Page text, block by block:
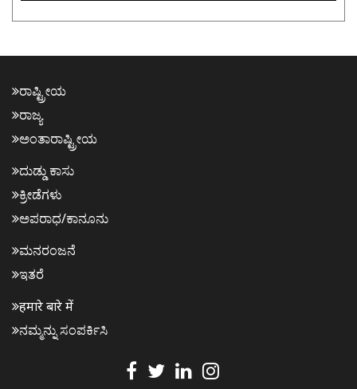
ರಾಷ್ಟ್ರೀಯ
ರಾಜ್ಯ
ಅಂತಾರಾಷ್ಟ್ರೀಯ
ದುಡ್ಡು ಕಾಸು
ಕ್ರೀಡೆಗಳು
ಅಪರಾಧ/ಕಾನೂನು
ಮನರಂಜನೆ
ಇತರೆ
हमारे बारे में
ನಮ್ಮನ್ನು ಸಂಪರ್ಕಿಸಿ